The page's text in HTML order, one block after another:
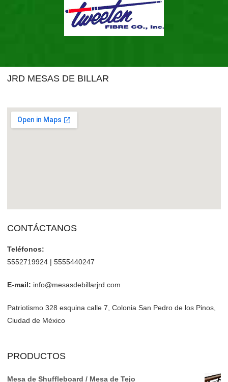
JRD MESAS DE BILLAR
CONTÁCTANOS
Teléfonos:
5552719924 | 5555440247
E-mail: info@mesasdebillarjrd.com
Patriotismo 328 esquina calle 7, Colonia San Pedro de los Pinos,
Ciudad de México
PRODUCTOS
Mesa de Shuffleboard / Mesa de Tejo